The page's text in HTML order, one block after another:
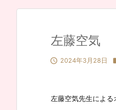
左藤空気
 2024年3月28日
左藤空気先生による